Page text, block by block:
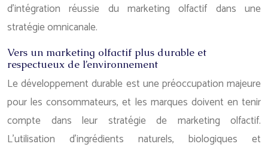
d’intégration réussie du marketing olfactif dans une
stratégie omnicanale.
Vers un marketing olfactif plus durable et
respectueux de l’environnement
Le développement durable est une préoccupation majeure
pour les consommateurs, et les marques doivent en tenir
compte dans leur stratégie de marketing olfactif.
L’utilisation d’ingrédients naturels, biologiques et